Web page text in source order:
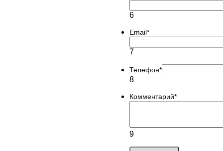
6
Email*
7
Телефон*
8
Комментарий*
9